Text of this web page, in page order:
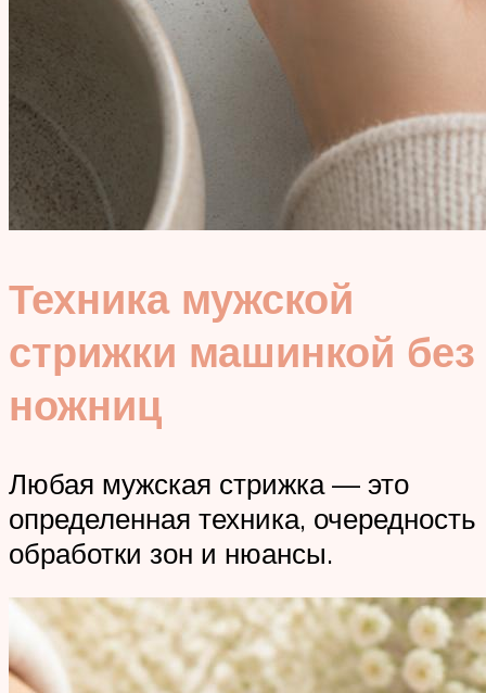
Техника мужской
стрижки машинкой без
ножниц
Любая мужская стрижка — это
определенная техника, очередность
обработки зон и нюансы.